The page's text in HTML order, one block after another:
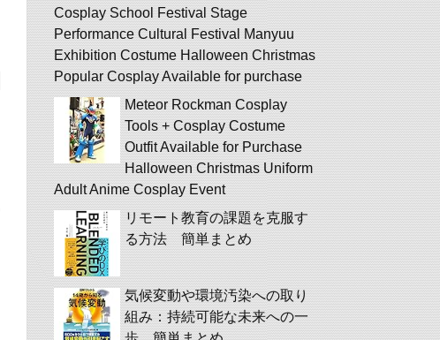
Cosplay School Festival Stage
Performance Cultural Festival Manyuu
Exhibition Costume Halloween Christmas
Popular Cosplay Available for purchase
Meteor Rockman Cosplay
Tools + Cosplay Costume
Outfit Available for Purchase
Halloween Christmas Uniform
Adult Anime Cosplay Event
リモート教育の課題を克服す
る方法 簡単まとめ
気候変動や環境汚染への取り
組み：持続可能な未来への一